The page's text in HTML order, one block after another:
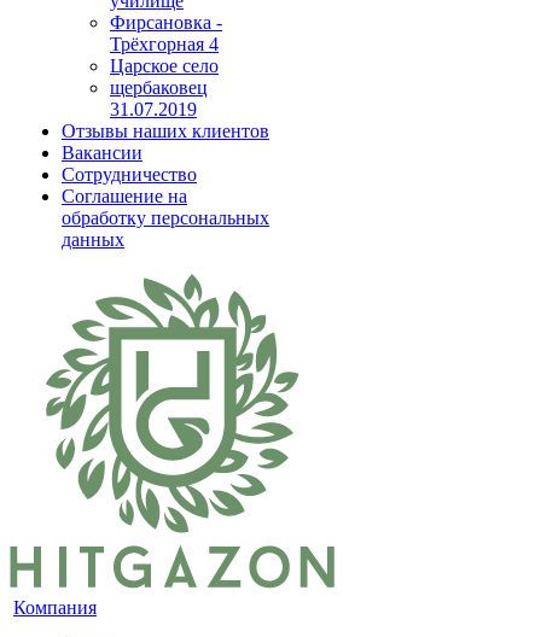
Фирсановка -
Трёхгорная 4
Царское село
щербаковец
31.07.2019
Отзывы наших клиентов
Вакансии
Сотрудничество
Соглашение на
обработку персональных
данных
Компания